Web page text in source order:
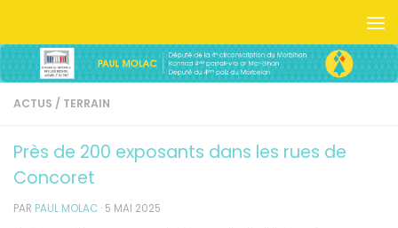
ACTUS / TERRAIN
Près de 200 exposants dans les rues de
Concoret
PAR PAUL MOLAC · 5 MAI 2025